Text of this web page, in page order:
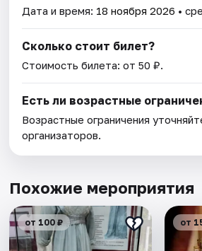
Дата и время: 18 ноября 2026 •
Сколько стоит билет?
Стоимость билета: от 50 ₽.
Есть ли возрастные
Возрастные ограничения
организаторов.
Похожие мероприятия
от 100 ₽ от